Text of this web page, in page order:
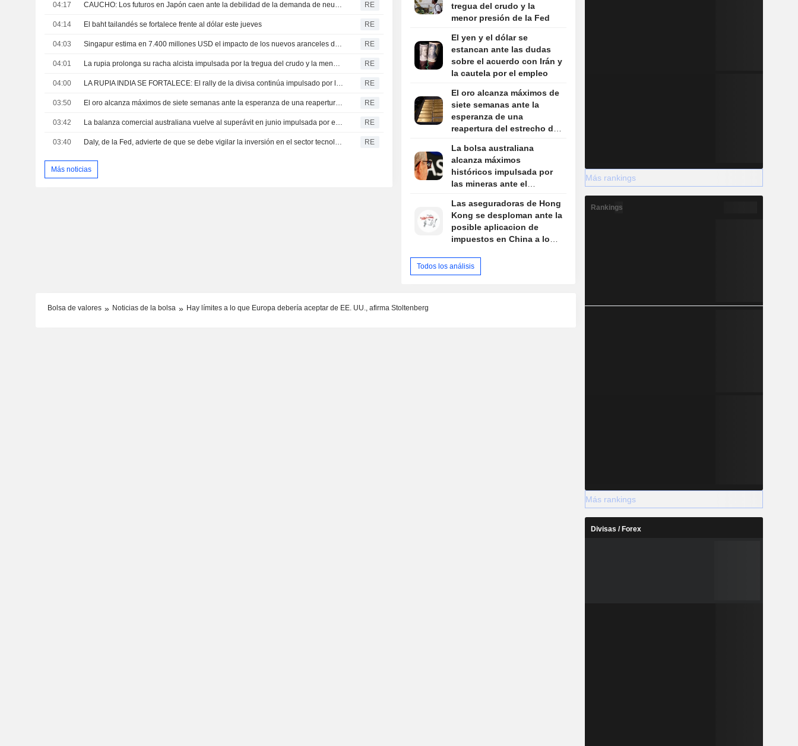
04:17 CAUCHO: Los futuros en Japón caen ante la debilidad de la demanda de neumáticos en China y el descenso del petróleo RE
04:14 El baht tailandés se fortalece frente al dólar este jueves RE
04:03 Singapur estima en 7.400 millones USD el impacto de los nuevos aranceles de Estados Unidos en sus exportaciones RE
04:01 La rupia prolonga su racha alcista impulsada por la tregua del crudo y la menor presión de la Fed RE
04:00 LA RUPIA INDIA SE FORTALECE: El rally de la divisa continúa impulsado por la tregua de la Fed y el abaratamiento del crudo RE
03:50 El oro alcanza máximos de siete semanas ante la esperanza de una reapertura del estrecho de Ormuz RE
03:42 La balanza comercial australiana vuelve al superávit en junio impulsada por el auge del oro RE
03:40 Daly, de la Fed, advierte de que se debe vigilar la inversión en el sector tecnológico RE
Más noticias
tregua del crudo y la
menor presión de la Fed
El yen y el dólar se
estancan ante las dudas
sobre el acuerdo con Irán y
la cautela por el empleo
El oro alcanza máximos de
siete semanas ante la
esperanza de una
reapertura del estrecho de
La bolsa australiana
alcanza máximos
históricos impulsada por
las mineras ante el
Irán
Las aseguradoras de Hong
Kong se desploman ante la
posible aplicacion de
impuestos en China a los
extranjero
Todos los análisis
Bolsa de valores Noticias de la bolsa Hay límites a lo que Europa debería aceptar de EE. UU., afirma Stoltenberg
Más rankings
Rankings
Más rankings
Divisas / Forex